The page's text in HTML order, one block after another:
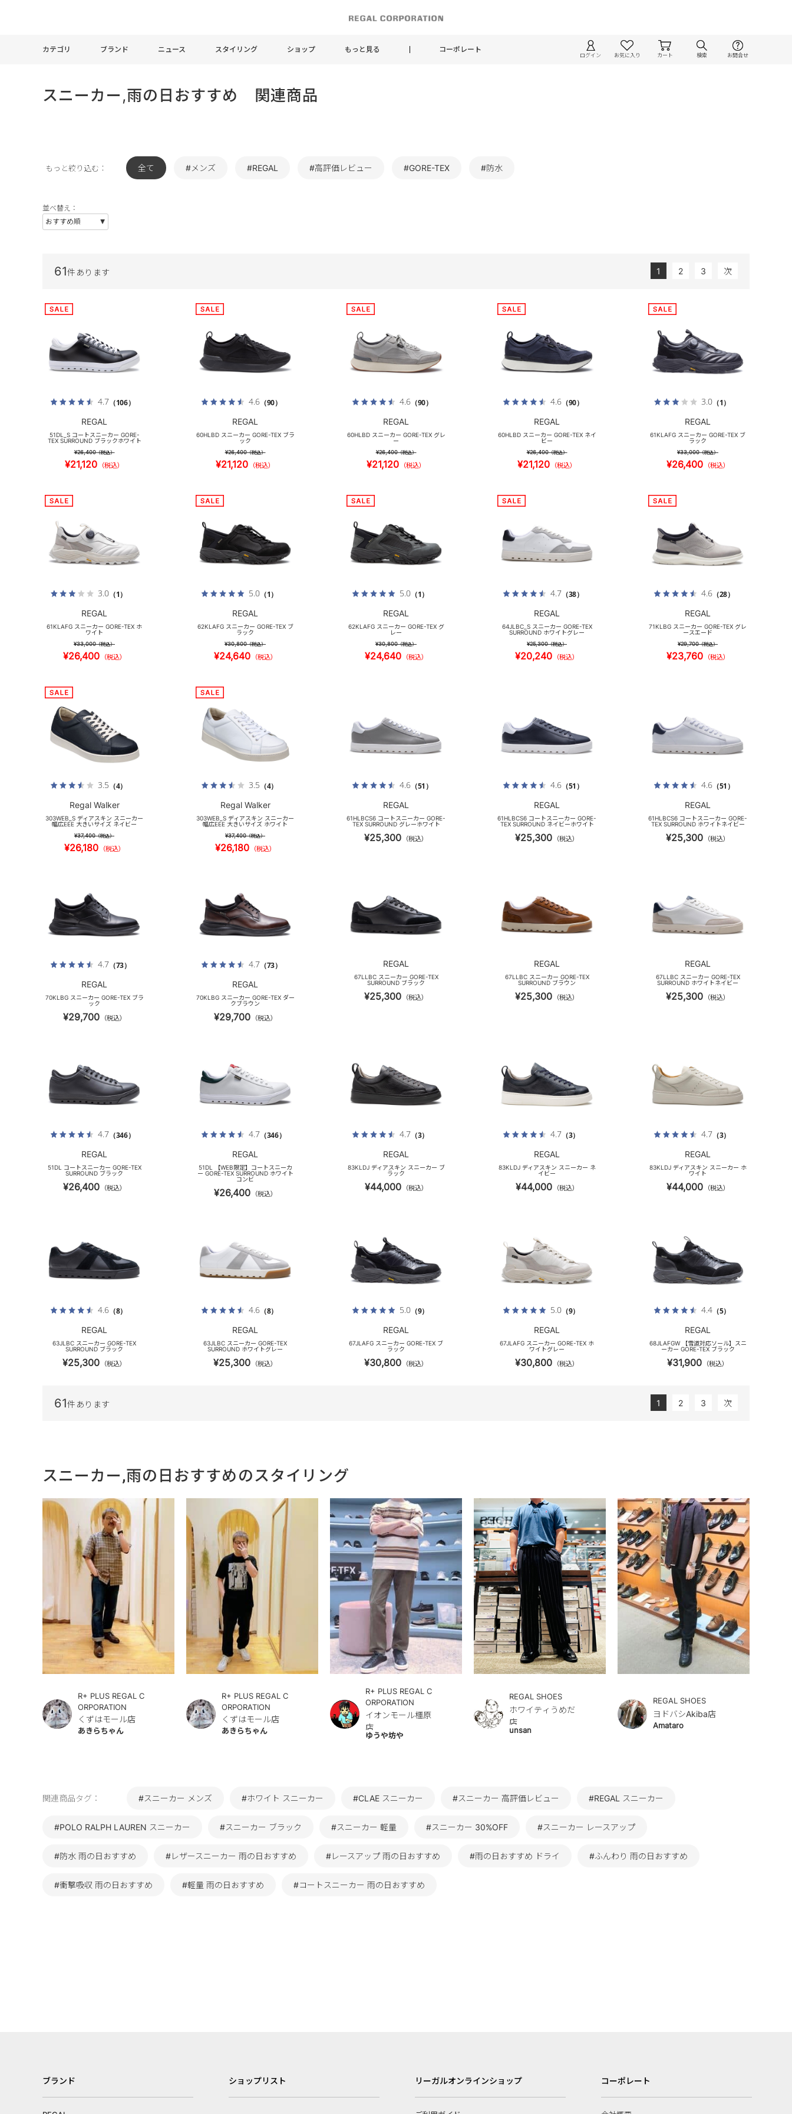
カテゴリ ブランド ニュース スタイリング ショップ もっと見る コーポレート
ログイン お気に入り カート 検索 お問合せ
スニーカー,雨の日おすすめ 関連商品
もっと絞り込む： 全て #メンズ #REGAL #高評価レビュー #GORE-TEX #防水
並べ替え：
61件あります 1 2 3 次
4.7（106）
REGAL
51DL_S コートスニーカー GORE-
TEX SURROUND ブラックホワイト
¥26,400（税込）
¥21,120 （税込）
4.6（90）
REGAL
60HLBD スニーカー GORE-TEX ブラ
ック
¥26,400（税込）
¥21,120 （税込）
4.6（90）
REGAL
60HLBD スニーカー GORE-TEX グレ
ー
¥26,400（税込）
¥21,120 （税込）
4.6（90）
REGAL
60HLBD スニーカー GORE-TEX ネイ
ビー
¥26,400（税込）
¥21,120 （税込）
3.0（1）
REGAL
61KLAFG スニーカー GORE-TEX ブ
ラック
¥33,000（税込）
¥26,400 （税込）
3.0（1）
REGAL
61KLAFG スニーカー GORE-TEX ホ
ワイト
¥33,000（税込）
¥26,400 （税込）
5.0（1）
REGAL
62KLAFG スニーカー GORE-TEX ブ
ラック
¥30,800（税込）
¥24,640 （税込）
5.0（1）
REGAL
62KLAFG スニーカー GORE-TEX グ
レー
¥30,800（税込）
¥24,640 （税込）
4.7（38）
REGAL
64JLBC_S スニーカー GORE-TEX
SURROUND ホワイトグレー
¥25,300（税込）
¥20,240 （税込）
4.6（28）
REGAL
71KLBG スニーカー GORE-TEX グレ
ースエード
¥29,700（税込）
¥23,760 （税込）
3.5 （4）
Regal Walker
303WEB_S ディアスキン スニーカー
幅広EEE 大きいサイズ ネイビー
¥37,400（税込）
¥26,180 （税込）
3.5 （4）
Regal Walker
303WEB_S ディアスキン スニーカー
幅広EEE 大きいサイズ ホワイト
¥37,400（税込）
¥26,180 （税込）
4.6（51）
REGAL
61HLBCS6 コートスニーカー GORE-
TEX SURROUND グレーホワイト
¥25,300 （税込）
4.6（51）
REGAL
61HLBCS6 コートスニーカー GORE-
TEX SURROUND ネイビーホワイト
¥25,300 （税込）
4.6（51）
REGAL
61HLBCS6 コートスニーカー GORE-
TEX SURROUND ホワイトネイビー
¥25,300 （税込）
4.7（73）
REGAL
70KLBG スニーカー GORE-TEX ブラ
ック
¥29,700 （税込）
4.7（73）
REGAL
70KLBG スニーカー GORE-TEX ダー
クブラウン
¥29,700 （税込）
REGAL
67LLBC スニーカー GORE-TEX
SURROUND ブラック
¥25,300 （税込）
REGAL
67LLBC スニーカー GORE-TEX
SURROUND ブラウン
¥25,300 （税込）
REGAL
67LLBC スニーカー GORE-TEX
SURROUND ホワイトネイビー
¥25,300 （税込）
4.7（346）
REGAL
51DL コートスニーカー GORE-TEX
SURROUND ブラック
¥26,400 （税込）
4.7（346）
REGAL
51DL 【WEB限定】コートスニーカ
ー GORE-TEX SURROUND ホワイト
コンビ
¥26,400 （税込）
4.7（3）
REGAL
83KLDJ ディアスキン スニーカー ブ
ラック
¥44,000 （税込）
4.7（3）
REGAL
83KLDJ ディアスキン スニーカー ネ
イビー
¥44,000 （税込）
4.7（3）
REGAL
83KLDJ ディアスキン スニーカー ホ
ワイト
¥44,000 （税込）
4.6（8）
REGAL
63JLBC スニーカー GORE-TEX
SURROUND ブラック
¥25,300 （税込）
4.6（8）
REGAL
63JLBC スニーカー GORE-TEX
SURROUND ホワイトグレー
¥25,300 （税込）
5.0（9）
REGAL
67JLAFG スニーカー GORE-TEX ブ
ラック
¥30,800 （税込）
5.0（9）
REGAL
67JLAFG スニーカー GORE-TEX ホ
ワイトグレー
¥30,800 （税込）
4.4（5）
REGAL
68JLAFGW 【雪道対応ソール】スニ
ーカー GORE-TEX ブラック
¥31,900 （税込）
61件あります 1 2 3 次
スニーカー,雨の日おすすめのスタイリング
R+ PLUS REGAL C
ORPORATION
くずはモール店
あきらちゃん
R+ PLUS REGAL C
ORPORATION
くずはモール店
あきらちゃん
R+ PLUS REGAL C
ORPORATION
イオンモール橿原
店
ゆうや坊や
REGAL SHOES
ホワイティうめだ
店
unsan
REGAL SHOES
ヨドバシAkiba店
Amataro
関連商品タグ： #スニーカー メンズ #ホワイト スニーカー #CLAE スニーカー #スニーカー 高評価レビュー #REGAL スニーカー
#POLO RALPH LAUREN スニーカー #スニーカー ブラック #スニーカー 軽量 #スニーカー 30%OFF #スニーカー レースアップ
#防水 雨の日おすすめ #レザースニーカー 雨の日おすすめ #レースアップ 雨の日おすすめ #雨の日おすすめ ドライ #ふんわり 雨の日おすすめ
#衝撃吸収 雨の日おすすめ #軽量 雨の日おすすめ #コートスニーカー 雨の日おすすめ
ブランド ショップリスト リーガルオンラインショップ コーポレート